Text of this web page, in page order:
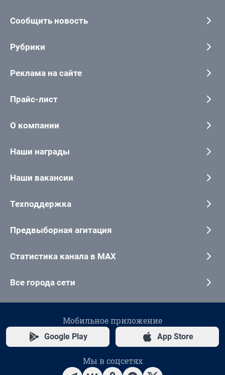
Сообщить новость
Рубрики
Реклама на сайте
Прайс-лист
О компании
Наши награды
Наши вакансии
Техподдержка
Предвыборная агитация
Статистика канала в MAX
Все города сети
Мобильное приложение
Google Play App Store
Мы в соцсетях